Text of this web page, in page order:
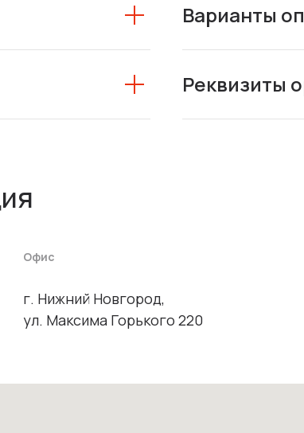
Варианты
Реквизиты
Офис
г. Нижний Новгород,
ул. Максима Горького 220